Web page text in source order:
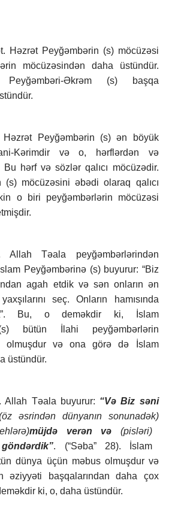
Həzrət Peyğəmbərin (s) möcüzəsi
möcüzəsindən daha üstündür.
Əkrəm (s) başqa
Peyğəmbərin (s) ən böyük
Kərimdir və o, hərflərdən və
hərf və sözlər qalıcı möcüzədir.
(s) möcüzəsini əbədi olaraq qalıcı
o biri peyğəmbərlərin möcüzəsi
Allah Təala peyğəmbərlərindən
Peyğəmbərinə (s) buyurur: “Biz
agah etdik və sən onların ən
seç. Onların hamısında
Bu, o deməkdir ki, İslam
bütün İlahi peyğəmbərlərin
olmuşdur və ona görə də İslam
üstündür.
Allah Təala buyurur: “Və Biz səni
əsrindən dünyanın sonunadək)
müjdə verən və (pisləri)
. (“Səba” 28). İslam
dünya üçün məbus olmuşdur və
başqalarından daha çox
ki, o, daha üstündür.